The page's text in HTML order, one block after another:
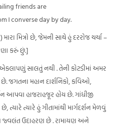
friends are
I converse day by day.
મિત્રો છે, જેમની સાથે હું દરરોજ ચર્ચા –
કરું છું.]
એકલાપણું સાલતું નથી . તેની કોટડીમાં અમર
જગતના મહાન દાર્શનિકો, કવિઓ,
આપવા હાજરાહજૂર હોય છે. ગાંધીજી
ત્યારે હું ગીતામાંથી માર્ગદર્શન મેળવું
જ્વલંત ઉદાહરણ છે . રામાયણ અને